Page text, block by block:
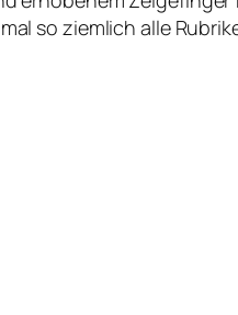
so ziemlich alle